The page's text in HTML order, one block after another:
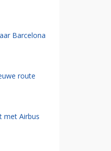
Barcelona
route
met Airbus